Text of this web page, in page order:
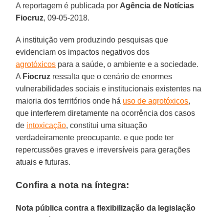
A reportagem é publicada por Agência de Notícias
Fiocruz, 09-05-2018.
A instituição vem produzindo pesquisas que
evidenciam os impactos negativos dos
agrotóxicos para a saúde, o ambiente e a sociedade.
A Fiocruz ressalta que o cenário de enormes
vulnerabilidades sociais e institucionais existentes na
maioria dos territórios onde há uso de agrotóxicos,
que interferem diretamente na ocorrência dos casos
de intoxicação, constitui uma situação
verdadeiramente preocupante, e que pode ter
repercussões graves e irreversíveis para gerações
atuais e futuras.
Confira a nota na íntegra:
Nota pública contra a flexibilização da legislação